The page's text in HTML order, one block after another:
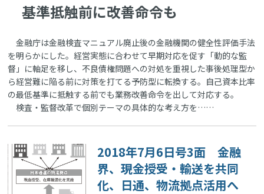
基準抵触前に改善命令も
金融庁は金融検査マニュアル廃止後の金融機関の健全性評価手法
を明らかにした。経営実態に合わせて早期対応を促す「動的な監
督」に軸足を移し、不良債権問題への対処を重視した事後処理型か
ら経営難に陥る前に対策を打てる予防型に転換する。自己資本比率
の最低基準に抵触する前でも業務改善命令を出して対応する。
検査・監督改革で個別テーマの具体的な考え方を……
2018年7月6日号3面 金融
界、現金授受・輸送を共同
化、日通、物流拠点活用へ